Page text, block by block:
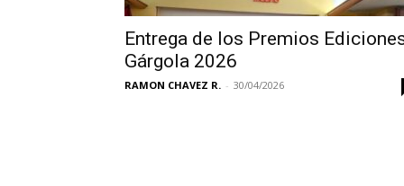
Entrega de los Premios
Gárgola 2026
RAMON CHAVEZ R. - 30/04/2026